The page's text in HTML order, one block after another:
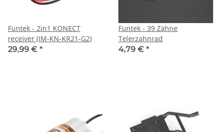
Funtek - 2in1 KONECT
receiver (IM-KN-KR21-G2)
29,99 € *
Funtek - 39 Zähne
Telerzahnrad
4,79 € *